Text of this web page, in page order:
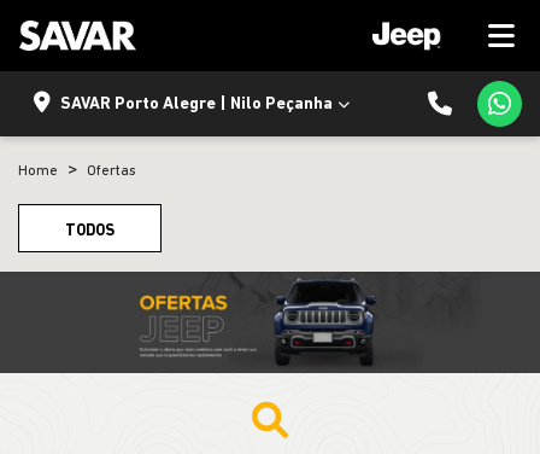
SAVAR Porto Alegre | Nilo Peçanha
Home Ofertas
TODOS